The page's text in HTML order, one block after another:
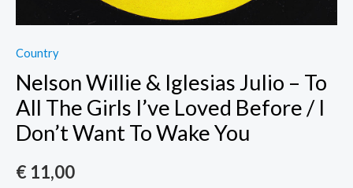
Country
Nelson Willie & Iglesias Julio – To
All The Girls I’ve Loved Before / I
Don’t Want To Wake You
€ 11,00